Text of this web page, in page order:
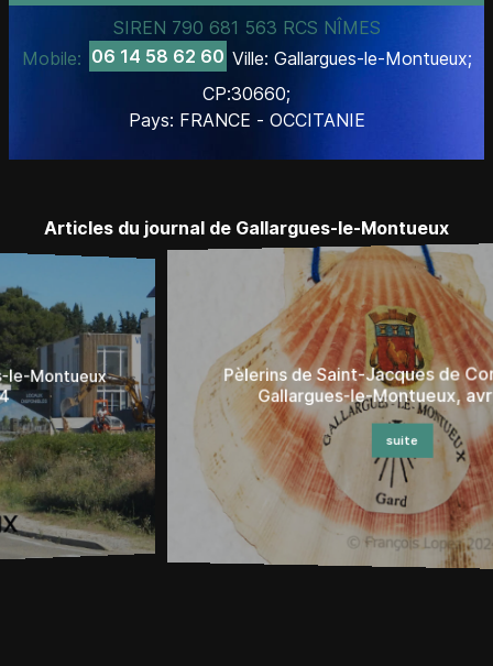
SIREN 790 681 563 RCS NÎMES
Mobile: 06 14 58 62 60 Ville: Gallargues-le-Montueux;
CP:30660;
Pays: FRANCE - OCCITANIE
Articles du journal de Gallargues-le-Montueux
Pèlerins de Saint-Jacques de Compostelle à
Gallargues-le-Montueux, avril 2024
suite